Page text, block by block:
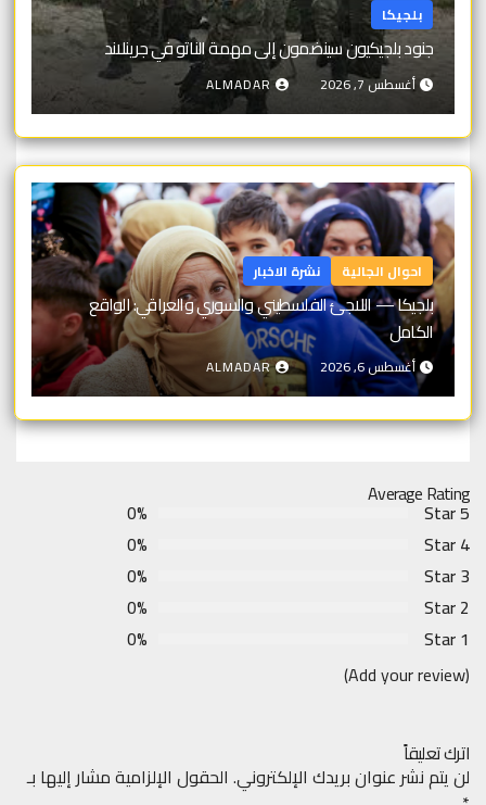
بلجيكا
جنود بلجيكيون سينضمون إلى مهمة الناتو في جرينلاند
أغسطس 7, 2026 ALMADAR
احوال الجالية نشرة الاخبار
بلجيكا — اللاجئ الفلسطيني والسوري والعراقي: الواقع
الكامل
أغسطس 6, 2026 ALMADAR
Average Rating
5 Star
0%
4 Star
0%
3 Star
0%
2 Star
0%
1 Star
0%
(Add your review)
اترك تعليقاً
لن يتم نشر عنوان بريدك الإلكتروني. الحقول الإلزامية مشار إليها بـ